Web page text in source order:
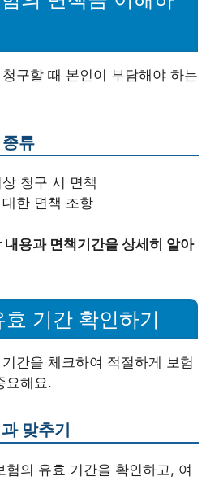
구할 때 본인이 부담해야 하는
류
청구 시 면책
한 면책 조항
내용과 면책기간을 상세히 알아
기간 확인하기
간을 체크하여 적절하게 보험
요해요.
맞추기
험의 유효 기간을 확인하고, 여